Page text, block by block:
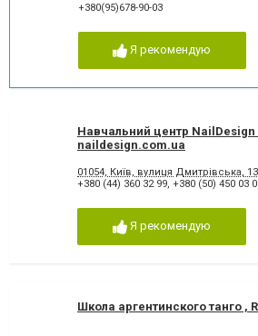
+380(95)678-90-03
Я рекомендую
Навчальний центр NailDesign
naildesign.com.ua
01054, Київ, вулиця Дмитрівська,
+380 (44) 360 32 99, +380 (50) 450 03
Я рекомендую
Школа аргентинского танго ,